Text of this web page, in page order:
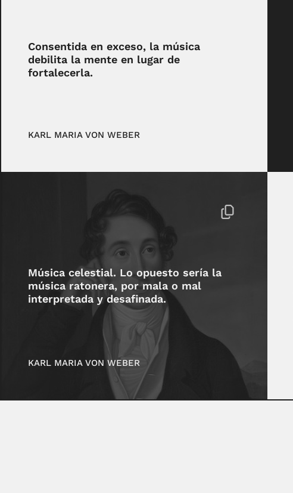
Consentida en exceso, la música
debilita la mente en lugar de
fortalecerla.
KARL MARIA VON WEBER
Música celestial. Lo opuesto sería la
música ratonera, por mala o mal
interpretada y desafinada.
KARL MARIA VON WEBER